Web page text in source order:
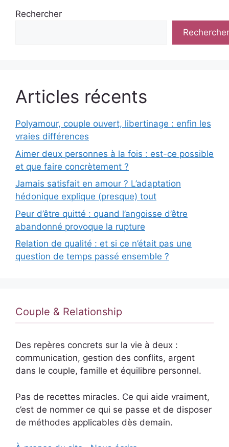
Rechercher
Rechercher
Articles récents
Polyamour, couple ouvert, libertinage : enfin les
vraies différences
Aimer deux personnes à la fois : est-ce possible
et que faire concrètement ?
Jamais satisfait en amour ? L’adaptation
hédonique explique (presque) tout
Peur d’être quitté : quand l’angoisse d’être
abandonné provoque la rupture
Relation de qualité : et si ce n’était pas une
question de temps passé ensemble ?
Couple & Relationship
Des repères concrets sur la vie à deux :
communication, gestion des conflits, argent
dans le couple, famille et équilibre personnel.
Pas de recettes miracles. Ce qui aide vraiment,
c’est de nommer ce qui se passe et de disposer
de méthodes applicables dès demain.